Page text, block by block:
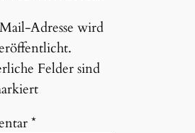
Adresse wird
Felder sind
*